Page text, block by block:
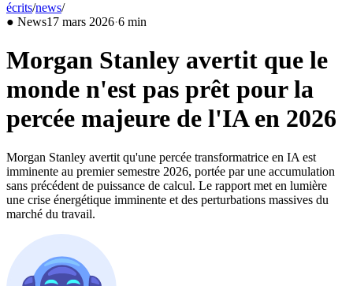
écrits/news/2026/03
● News17 mars 2026·6 min
Morgan Stanley avertit que le
monde n'est pas prêt pour la
percée majeure de l'IA en 2026
Morgan Stanley avertit qu'une percée transformatrice en IA est
imminente au premier semestre 2026, portée par une accumulation
sans précédent de puissance de calcul. Le rapport met en lumière
une crise énergétique imminente et des perturbations massives du
marché du travail.